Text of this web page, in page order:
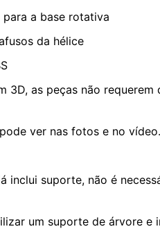
a base rotativa
da hélice
3D, as peças não requerem
ver nas fotos e no vídeo.
inclui suporte, não é
um suporte de árvore e